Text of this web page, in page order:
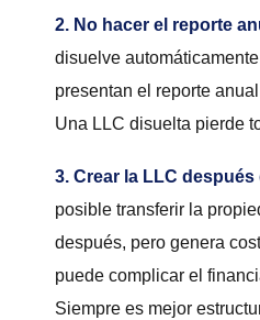
2. No hacer el reporte
disuelve
presentan el reporte
Una LLC disuelta pierde
3. Crear la LLC después
posible transferir la
después, pero genera
puede complicar el
Siempre es mejor